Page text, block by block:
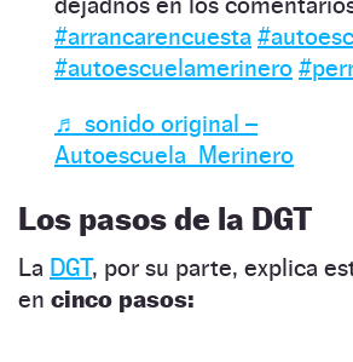
#arrancarencuesta
#autoescuelamerinero
♬ sonido original –
Autoescuela_Merinero
Los pasos de la DGT
La DGT, por su parte, explica
en cinco pasos: